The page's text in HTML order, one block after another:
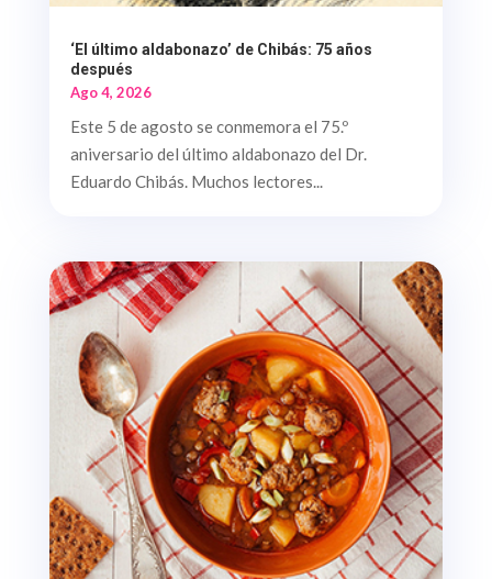
‘El último aldabonazo’ de Chibás: 75 años
después
Ago 4, 2026
Este 5 de agosto se conmemora el 75.º
aniversario del último aldabonazo del Dr.
Eduardo Chibás. Muchos lectores...